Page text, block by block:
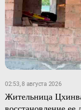
02:53, 8 августа 2026
Жительница